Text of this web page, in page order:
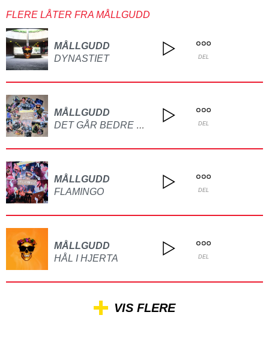
FLERE LÅTER FRA MÅLLGUDD
MÅLLGUDD
DYNASTIET
DEL
MÅLLGUDD
DET GÅR BEDRE NÅ DEL
MÅLLGUDD
FLAMINGO
DEL
MÅLLGUDD
HÅL I HJERTA
DEL
VIS FLERE